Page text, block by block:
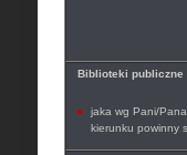
Biblioteki publiczne
jaka wg Pani/
kierunku powinny